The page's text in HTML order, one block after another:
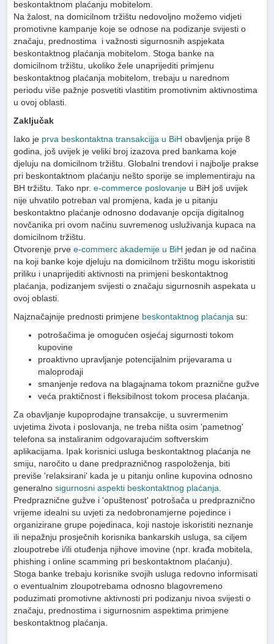
beskontaktnom plaćanju mobitelom.
Na žalost, na domicilnom tržištu nedovoljno možemo vidjeti
promotivne kampanje koje se odnose na podizanje svijesti o
značaju, prednostima i važnosti sigurnosnih aspjekata
beskontaktnog plaćanja mobitelom. Stoga banke na
domicilnom tržištu, ukoliko žele unaprijediti primjenu
beskontaktnog plaćanja mobitelom, trebaju u narednom
periodu više pažnje posvetiti vlastitim promotivnim aktivnostima
u ovoj oblasti.
Zaključak
Iako je prva beskontaktna transakcijja u BiH obavljenja prije 8
godina, još uvijek je veliki broj izazova pred bankama koje
djeluju na domicilnom tržištu. Globalni trendovi i najbolje prakse
pri beskontaktnom plaćanju nešto sporije se implementiraju na
BH tržištu. Tako npr.e-commerce poslovanje u BiH još uvijek
nije uhvatilo potreban val promjena, kada je u pitanju
beskontaktno plaćanje odnosno dodavanje opcija digitalnog
novčanika pri ovom načinu suvremenog usluživanja kupaca na
domicilnom tržištu.
Otvorenje prvee-commerc akademije u BiH jedan je od načina
na koji banke koje djeluju na domicilnom tržištu mogu iskoristiti
priliku i unaprijediti aktivnosti na primjeni beskontaktnog
plaćanja, podizanjem svijesti o značaju sigurnosnih aspekata u
ovoj oblasti.
Najznačajnije prednosti primjene beskontaktnog plaćanja su:
potrošačima je omogućen osjećaj sigurnosti tokom
kupovine
proaktivno upravljanje potencijalnim prijevarama u
maloprodaji
smanjenje redova na blagajnama tokom praznične gužve
veća praktičnost i fleksibilnost tokom procesa plaćanja.
Za obavljanje kupoprodajne transakcije, u suvrermenim
uvjetima života i poslovanja, ne treba ništa osim 'pametnog'
telefona sa instaliranim odgovarajućim softverskim
aplikacijama. Ipak korisnici usluga beskontaktnog plaćanja ne
smiju, naročito u dane predprazničnog raspoloženja, biti
previše 'relaksirani' kada je u pitanju online kupovina odnosno
generalnosigurnosni aspekti beskontaktnog plaćanja
Predpraznične gužve i 'opuštenost' potrošača u predpraznično
vrijeme idealni su uvjeti za nedobronamjerne pojedince i
organizirane grupe pojedinaca, koji nastoje iskoristiti neznanje
ili nepažnju prosječnih korisnika bankarskih usluga, sa ciljem
zloupotrebe i/ili otuđenja njihove imovine (npr. krađa mobitela,
phishing i online scamming pri beskontaktnom plaćanju).
Stoga banke trebaju korisnike svojih usluga redovno informisati
o eventualnim zloupotrebama odnosno blagovremeno
poduzimati promotivne aktivnosti pri podizanju nivoa svijesti o
značaju, prednostima i sigurnosnim aspektima primjene
beskontaktnog plaćanja.